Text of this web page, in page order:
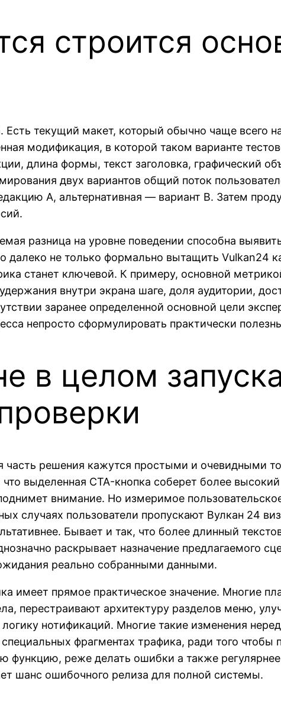
строится
Есть текущий макет, который обычно чаще всего
модификация, в которой таком варианте
длина формы, текст заголовка, графический
двух вариантов общий поток
A, альтернативная — вариант B. Затем
разница на уровне поведении способна
далеко не только формально вытащить Vulkan24
станет ключевой. К примеру, основной
внутри экрана шаге, доля аудитории,
заранее определенной основной цели
непросто сформулировать практически
в целом
часть решения кажутся простыми и очевидными
выделенная CTA-кнопка соберет более
внимание. Но измеримое
случаях пользователи пропускают Вулкан 24
Бывает и так, что более длинный
раскрывает назначение предлагаемого
реально собранными данными.
имеет прямое практическое значение. Многие
перестраивают архитектуру разделов меню,
нотификаций. Многие такие изменения
фрагментах трафика, ради того чтобы
функцию, реже делать ошибки а также
шанс ошибочного релиза для полной системы.